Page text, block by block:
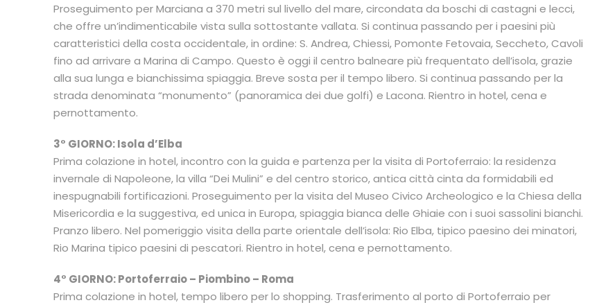
Proseguimento per Marciana a 370 metri sul livello del mare, circondata da boschi di castagni e lecci,
che offre un’indimenticabile vista sulla sottostante vallata. Si continua passando per i paesini più
caratteristici della costa occidentale, in ordine: S. Andrea, Chiessi, Pomonte Fetovaia, Seccheto, Cavoli
fino ad arrivare a Marina di Campo. Questo è oggi il centro balneare più frequentato dell’isola, grazie
alla sua lunga e bianchissima spiaggia. Breve sosta per il tempo libero. Si continua passando per la
strada denominata “monumento” (panoramica dei due golfi) e Lacona. Rientro in hotel, cena e
pernottamento.
3° GIORNO: Isola d’Elba
Prima colazione in hotel, incontro con la guida e partenza per la visita di Portoferraio: la residenza
invernale di Napoleone, la villa “Dei Mulini” e del centro storico, antica città cinta da formidabili ed
inespugnabili fortificazioni. Proseguimento per la visita del Museo Civico Archeologico e la Chiesa della
Misericordia e la suggestiva, ed unica in Europa, spiaggia bianca delle Ghiaie con i suoi sassolini bianchi.
Pranzo libero. Nel pomeriggio visita della parte orientale dell’isola: Rio Elba, tipico paesino dei minatori,
Rio Marina tipico paesini di pescatori. Rientro in hotel, cena e pernottamento.
4° GIORNO: Portoferraio – Piombino – Roma
Prima colazione in hotel, tempo libero per lo shopping. Trasferimento al porto di Portoferraio per